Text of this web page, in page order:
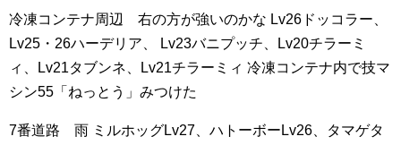
冷凍コンテナ周辺 右の方が強いのかな Lv26ドッコラー、
Lv25・26ハーデリア、
Lv23バニプッチ、Lv20チラーミ
ィ、Lv21タブンネ、Lv21チラーミィ 冷凍コンテナ内で技マ
シン55「ねっとう」みつけた
7番道路 雨 ミルホッグLv27、ハトーボーLv26、タマゲタ